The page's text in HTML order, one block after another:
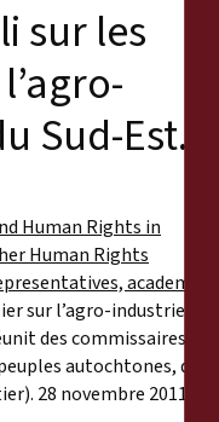
sur les
Sud-Est.
Human Rights in
Human Rights
academics
sur l’agro-industrie et
des commissaires aux
autochtones, des
28 novembre 2011.